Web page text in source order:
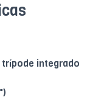
integrado